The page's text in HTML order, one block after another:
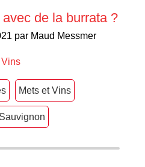
de la burrata ?
par Maud Messmer
Vins
Mets et Vins
Sauvignon